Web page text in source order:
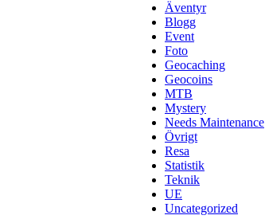
Äventyr
Blogg
Event
Foto
Geocaching
Geocoins
MTB
Mystery
Needs Maintenance
Övrigt
Resa
Statistik
Teknik
UE
Uncategorized